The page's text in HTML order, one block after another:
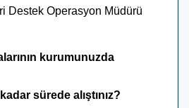
Destek Operasyon Müdürü
kurumunuzda
sürede alıştınız?